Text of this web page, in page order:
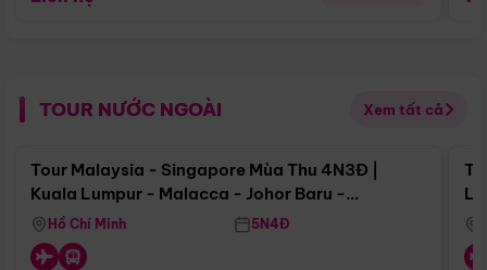
TOUR NƯỚC NGOÀI Xem tất cả
Điểm nổi bật
Tour Malaysia - Singapore Mùa Thu 4N3Đ |
Kuala Lumpur - Malacca - Johor Baru -
Singapore
Hồ Chí Minh 5N4Đ